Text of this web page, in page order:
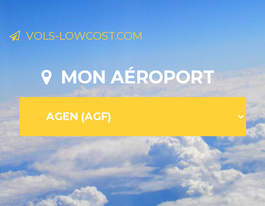
VOLS-LOWCOST.COM
MON AÉROPORT